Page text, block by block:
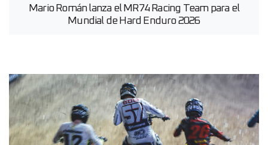
Mario Román lanza el MR74 Racing Team para el
Mundial de Hard Enduro 2026